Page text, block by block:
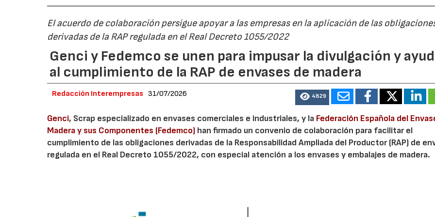
El acuerdo de colaboración persigue apoyar a las empresas en la aplicación de las
derivadas de la RAP regulada en el Real Decreto 1055/2022
Genci y Fedemco se unen para impusar la divulgación y
al cumplimiento de la RAP de envases de madera
Redacción Interempresas 31/07/2026 4829
Genci, Scrap especializado en envases comerciales e industriales, y la Federación Española del
Madera y sus Componentes (Fedemco) han firmado un convenio de colaboración para facilitar el
cumplimiento de las obligaciones derivadas de la Responsabilidad Ampliada del Productor (RAP) de
regulada en el Real Decreto 1055/2022, con especial atención a los envases y embalajes de madera.